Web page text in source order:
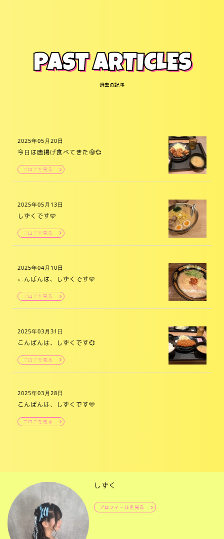
PAST ARTICLES
過去の記事
2025年05月20日
今日は唐揚げ食べてきた🤤💞
ブログを見る
2025年05月13日
しずくです🩵
ブログを見る
2025年04月10日
こんばんは、しずくです🩵
ブログを見る
2025年03月31日
こんばんは、しずくです💞
ブログを見る
2025年03月28日
こんばんは、しずくです🩵
ブログを見る
しずく
プロフィールを見る